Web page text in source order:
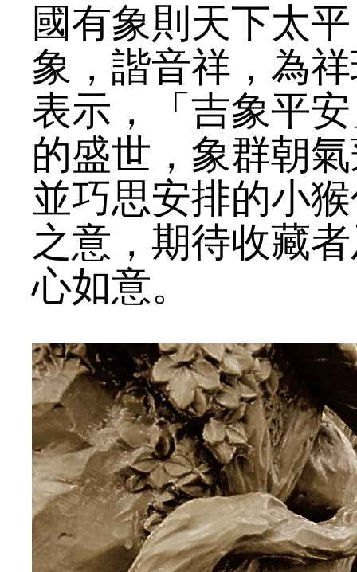
國有象則天下太
象，諧音祥，為
表示，「吉象平
的盛世，象群朝
並巧思安排的小
之意，期待收藏
心如意。